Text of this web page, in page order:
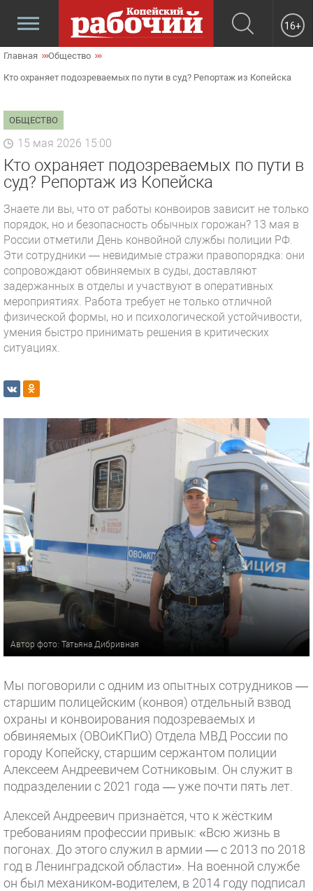
16+
Главная Общество
Кто охраняет подозреваемых по пути в суд? Репортаж из Копейска
ОБЩЕСТВО
15 мая 2026 15:00
Кто охраняет подозреваемых по пути в
суд? Репортаж из Копейска
Знаете ли вы, что от работы конвоиров зависит не только
порядок, но и безопасность обычных горожан? 13 мая в
России отметили День конвойной службы полиции РФ.
Эти сотрудники — невидимые стражи правопорядка: они
сопровождают обвиняемых в суды, доставляют
задержанных в отделы и участвуют в оперативных
мероприятиях. Работа требует не только отличной
физической формы, но и психологической устойчивости,
умения быстро принимать решения в критических
ситуациях.
Автор фото: Татьяна Дибривная
Мы поговорили с одним из опытных сотрудников —
старшим полицейским (конвоя) отдельный взвод
охраны и конвоирования подозреваемых и
обвиняемых (ОВОиКПиО) Отдела МВД России по
городу Копейску, старшим сержантом полиции
Алексеем Андреевичем Сотниковым. Он служит в
подразделении с 2021 года — уже почти пять лет.
Алексей Андреевич признаётся, что к жёстким
требованиям профессии привык: «Всю жизнь в
погонах. До этого служил в армии — с 2013 по 2018
год в Ленинградской области». На военной службе
он был механиком‑водителем, в 2014 году подписал